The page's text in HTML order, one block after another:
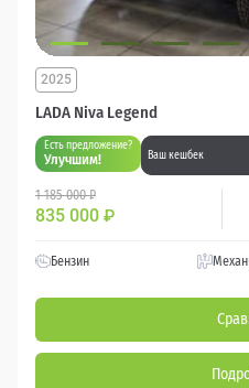
LADA Niva Legend
2025
Есть предложение?
Улучшим! Ваш кешбек
1 185 000 ₽
835 000 ₽
Бензин